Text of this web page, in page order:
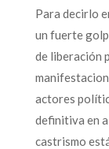
Para decirlo
un fuerte
de liberación
actores
definitiva en
castrismo